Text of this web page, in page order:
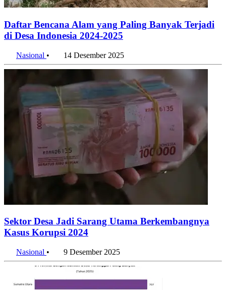
Daftar Bencana Alam yang Paling Banyak Terjadi
di Desa Indonesia 2024-2025
Nasional • 14 Desember 2025
Sektor Desa Jadi Sarang Utama Berkembangnya
Kasus Korupsi 2024
Nasional • 9 Desember 2025